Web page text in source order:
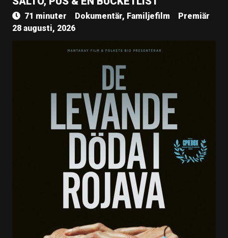
71 minuter Dokumentär, Familjefilm
Premiär
28 augusti, 2026